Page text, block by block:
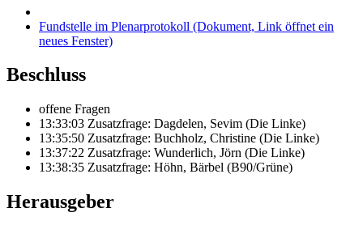
Fundstelle im Plenarprotokoll (Dokument, Link öffnet ein
neues Fenster)
Beschluss
offene Fragen
13:33:03 Zusatzfrage: Dagdelen, Sevim (Die Linke)
13:35:50 Zusatzfrage: Buchholz, Christine (Die Linke)
13:37:22 Zusatzfrage: Wunderlich, Jörn (Die Linke)
13:38:35 Zusatzfrage: Höhn, Bärbel (B90/Grüne)
Herausgeber